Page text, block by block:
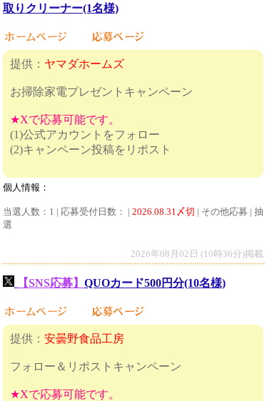
取りクリーナー(1名様)
提供： ヤマダホームズ
お掃除家電プレゼントキャンペーン
★Xで応募可能です。
(1)公式アカウントをフォロー
(2)キャンペーン投稿をリポスト
個人情報：
当選人数：1 | 応募受付日数： | 2026.08.31〆切 | その他応募 | 抽
選
2026年08月02日 (10時36分)掲載
【SNS応募】 QUOカード500円分(10名様)
提供： 安曇野食品工房
フォロー＆リポストキャンペーン
★Xで応募可能です。